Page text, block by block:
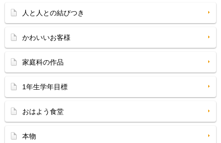
人と人との結びつき
かわいいお客様
家庭科の作品
1年生学年目標
おはよう食堂
本物